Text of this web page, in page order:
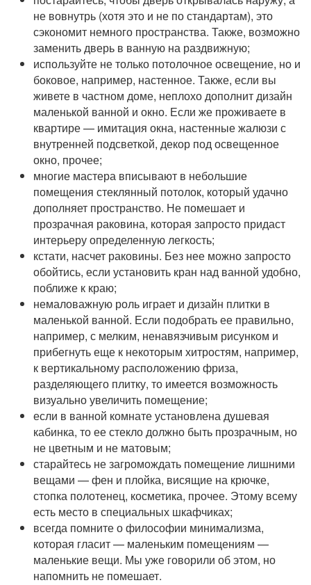
не вовнутрь (хотя это и не по стандартам), это
сэкономит немного пространства. Также, возможно
заменить дверь в ванную на раздвижную;
используйте не только потолочное освещение, но и
боковое, например, настенное. Также, если вы
живете в частном доме, неплохо дополнит дизайн
маленькой ванной и окно. Если же проживаете в
квартире — имитация окна, настенные жалюзи с
внутренней подсветкой, декор под освещенное
окно, прочее;
многие мастера вписывают в небольшие
помещения стеклянный потолок, который удачно
дополняет пространство. Не помешает и
прозрачная раковина, которая запросто придаст
интерьеру определенную легкость;
кстати, насчет раковины. Без нее можно запросто
обойтись, если установить кран над ванной удобно,
поближе к краю;
немаловажную роль играет и дизайн плитки в
маленькой ванной. Если подобрать ее правильно,
например, с мелким, ненавязчивым рисунком и
прибегнуть еще к некоторым хитростям, например,
к вертикальному расположению фриза,
разделяющего плитку, то имеется возможность
визуально увеличить помещение;
если в ванной комнате установлена душевая
кабинка, то ее стекло должно быть прозрачным, но
не цветным и не матовым;
старайтесь не загромождать помещение лишними
вещами — фен и плойка, висящие на крючке,
стопка полотенец, косметика, прочее. Этому всему
есть место в специальных шкафчиках;
всегда помните о философии минимализма,
которая гласит — маленьким помещениям —
маленькие вещи. Мы уже говорили об этом, но
напомнить не помешает.